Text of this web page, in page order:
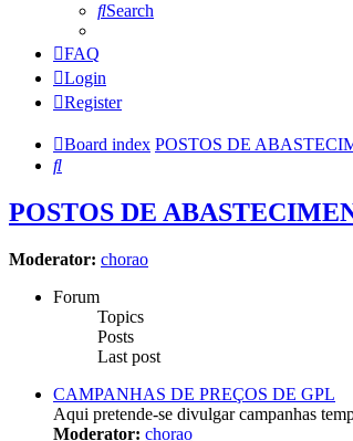
Search
FAQ
Login
Register
Board index POSTOS DE
Search
POSTOS DE
Moderator: chorao
Forum
Topics
Posts
Last post
CAMPANHAS DE PREÇOS DE GPL
Aqui pretende-se divulgar campanhas
Moderator: chorao